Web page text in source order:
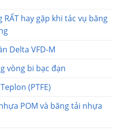
hay gặp khi tác vụ băng
Delta VFD-M
vòng bi bạc đạn
(PTFE)
POM và băng tải nhựa